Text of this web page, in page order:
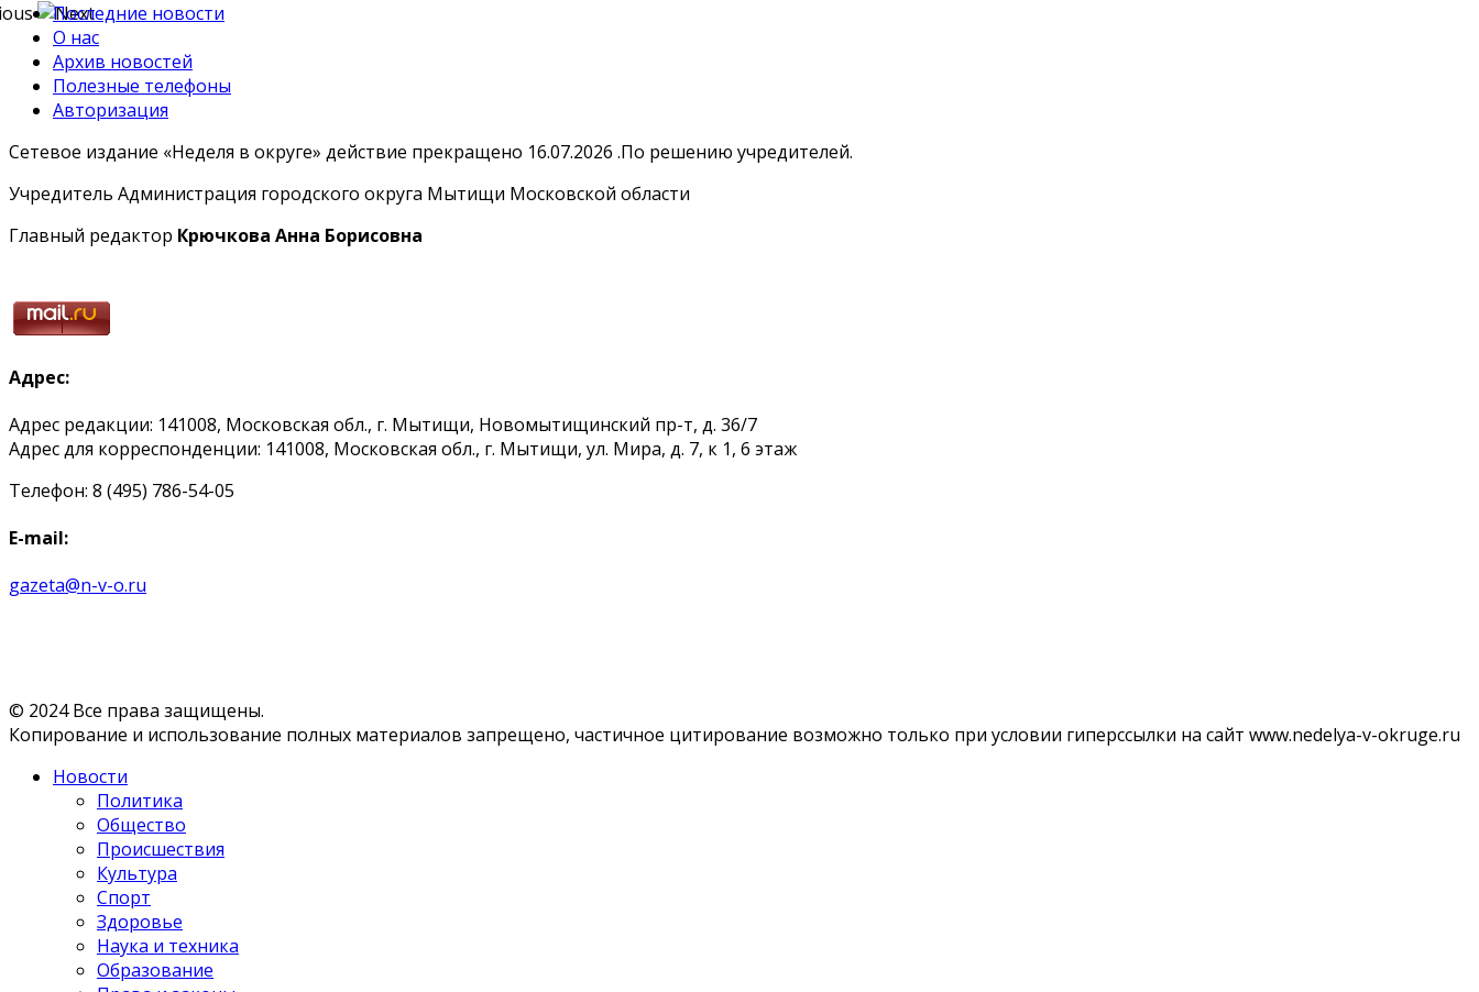
Последние новости
О нас
Архив новостей
Полезные телефоны
Авторизация
Сетевое издание «Неделя в округе» действие прекращено 16.07.2026 .По решению учредителей.
Учредитель Администрация городского округа Мытищи Московской области
Главный редактор Крючкова Анна Борисовна
Адрес:
Адрес редакции: 141008, Московская обл., г. Мытищи, Новомытищинский пр-т, д. 36/7
Адрес для корреспонденции: 141008, Московская обл., г. Мытищи, ул. Мира, д. 7, к 1, 6 этаж
Телефон: 8 (495) 786-54-05
E-mail:
gazeta@n-v-o.ru
© 2024 Все права защищены.
Копирование и использование полных материалов запрещено, частичное цитирование возможно только при условии гиперссылки на сайт www.nedelya-v-okruge.ru
Новости
Политика
Общество
Происшествия
Культура
Спорт
Здоровье
Наука и техника
Образование